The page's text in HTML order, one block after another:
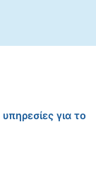
για το